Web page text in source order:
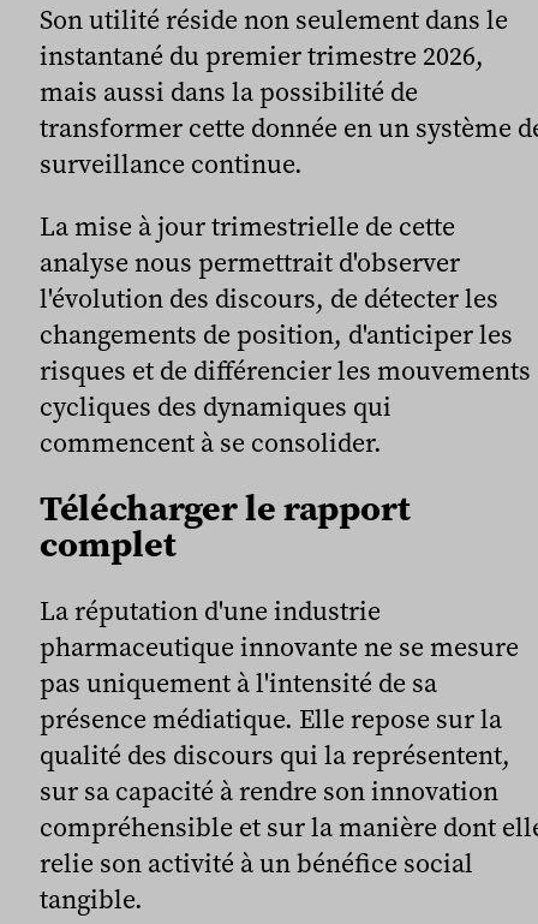
Son utilité réside non seulement dans le
instantané du premier trimestre 2026,
mais aussi dans la possibilité de
transformer cette donnée en un système
surveillance continue.
La mise à jour trimestrielle de cette
analyse nous permettrait d'observer
l'évolution des discours, de détecter les
changements de position, d'anticiper les
risques et de différencier les mouvements
cycliques des dynamiques qui
commencent à se consolider.
Télécharger le rapport
complet
La réputation d'une industrie
pharmaceutique innovante ne se mesure
pas uniquement à l'intensité de sa
présence médiatique. Elle repose sur la
qualité des discours qui la représentent,
sur sa capacité à rendre son innovation
compréhensible et sur la manière dont
relie son activité à un bénéfice social
tangible.